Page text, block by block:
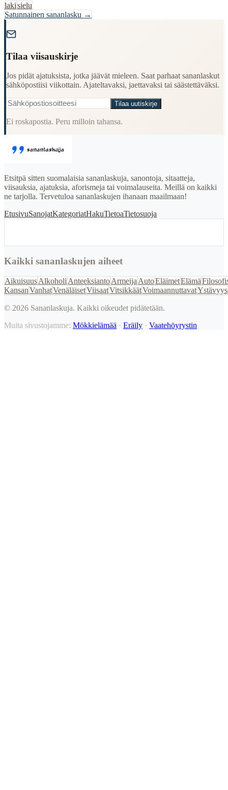
lakisielu
Satunnainen sananlasku →
Tilaa viisauskirje
Jos pidät ajatuksista, jotka jäävät mieleen. Saat parhaat sananlaskut
sähköpostiisi viikottain. Ajateltavaksi, jaettavaksi tai säästettäväksi.
Tilaa uutiskirje
Ei roskapostia. Peru milloin tahansa.
Etsitpä sitten suomalaisia sananlaskuja, sanontoja, sitaatteja,
viisauksia, ajatuksia, aforismeja tai voimalauseita. Meillä on kaikki
ne tarjolla. Tervetuloa sananlaskujen ihanaan maailmaan!
EtusivuSanojatKategoriatHakuTietoaTietosuoja
Kaikki sananlaskujen aiheet
AikuisuusAlkoholi AnteeksiantoArmeija AutoEläimetElämä
KansanVanhatVenäläisetViisaatVitsikkäätVoimaannuttavatYstävyys
© 2026 Sananlaskuja. Kaikki oikeudet pidätetään.
Muita sivustojamme: Mökkielämää · Eräily · Vaatehöyrystin